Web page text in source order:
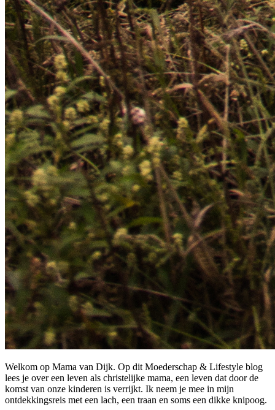
Welkom op Mama van Dijk. Op dit Moederschap & Lifestyle blog
lees je over een leven als christelijke mama, een leven dat door de
komst van onze kinderen is verrijkt. Ik neem je mee in mijn
ontdekkingsreis met een lach, een traan en soms een dikke knipoog.